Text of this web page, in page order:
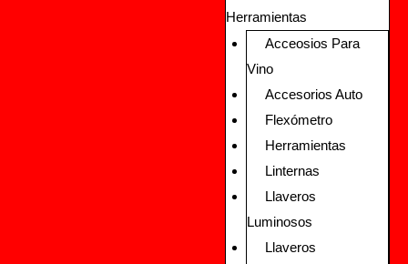
Herramientas
Acceosios Para
Vino
Accesorios Auto
Flexómetro
Herramientas
Linternas
Llaveros
Luminosos
Llaveros